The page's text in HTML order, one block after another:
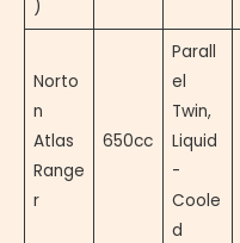
)
Norto
n
Atlas
Range
r
650cc
Parall
el
Twin,
Liquid
-
Coole
d